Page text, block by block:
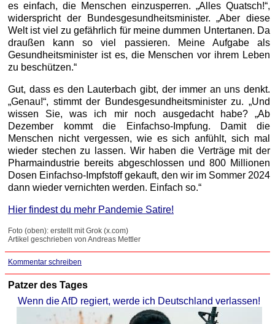
es einfach, die Menschen einzusperren. „Alles Quatsch!“,
widerspricht der Bundesgesundheitsminister. „Aber diese
Welt ist viel zu gefährlich für meine dummen Untertanen. Da
draußen kann so viel passieren. Meine Aufgabe als
Gesundheitsminister ist es, die Menschen vor ihrem Leben
zu beschützen.“
Gut, dass es den Lauterbach gibt, der immer an uns denkt.
„Genau!“, stimmt der Bundesgesundheitsminister zu. „Und
wissen Sie, was ich mir noch ausgedacht habe? „Ab
Dezember kommt die Einfachso-Impfung. Damit die
Menschen nicht vergessen, wie es sich anfühlt, sich mal
wieder stechen zu lassen. Wir haben die Verträge mit der
Pharmaindustrie bereits abgeschlossen und 800 Millionen
Dosen Einfachso-Impfstoff gekauft, den wir im Sommer 2024
dann wieder vernichten werden. Einfach so.“
Hier findest du mehr Pandemie Satire!
Foto (oben): erstellt mit Grok (x.com)
Artikel geschrieben von Andreas Mettler
Kommentar schreiben
Patzer des Tages
Wenn die AfD regiert, werde ich Deutschland verlassen!